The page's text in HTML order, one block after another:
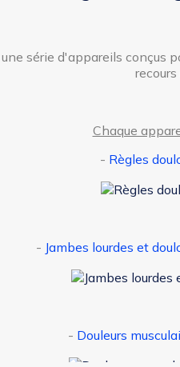
série d'appareils conçus
Chaque
- Règles
- Jambes lourdes et
- Douleurs